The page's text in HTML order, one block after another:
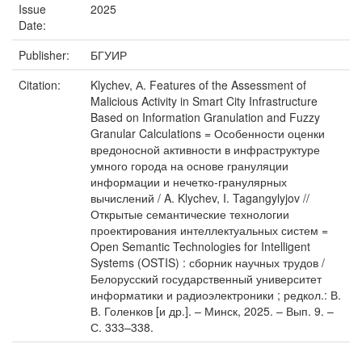
Issue
Date:
2025
Publisher:
БГУИР
Citation:
Klychev, А. Features of the Assessment of
Malicious Activity in Smart City Infrastructure
Based on Information Granulation and Fuzzy
Granular Calculations = Особенности оценки
вредоносной активности в инфраструктуре
умного города на основе грануляции
информации и нечетко-гранулярных
вычислений / A. Klychev, I. Tagangylyjov //
Открытые семантические технологии
проектирования интеллектуальных систем =
Open Semantic Technologies for Intelligent
Systems (OSTIS) : сборник научных трудов /
Белорусский государственный университет
информатики и радиоэлектроники ; редкол.: В.
В. Голенков [и др.]. – Минск, 2025. – Вып. 9. –
С. 333–338.